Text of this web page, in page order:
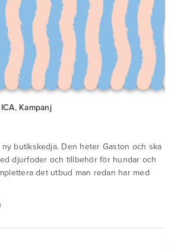
ICA, Kampanj
butikskedja. Den heter Gaston och ska
djurfoder och tillbehör för hundar och
det utbud man redan har med